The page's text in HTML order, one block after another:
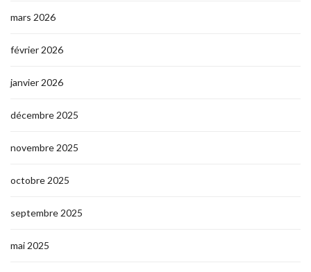
mars 2026
février 2026
janvier 2026
décembre 2025
novembre 2025
octobre 2025
septembre 2025
mai 2025